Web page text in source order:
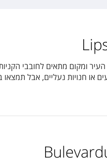
ומקום מתאים לחובבי
או חנויות נעליים, אבל תמצאו